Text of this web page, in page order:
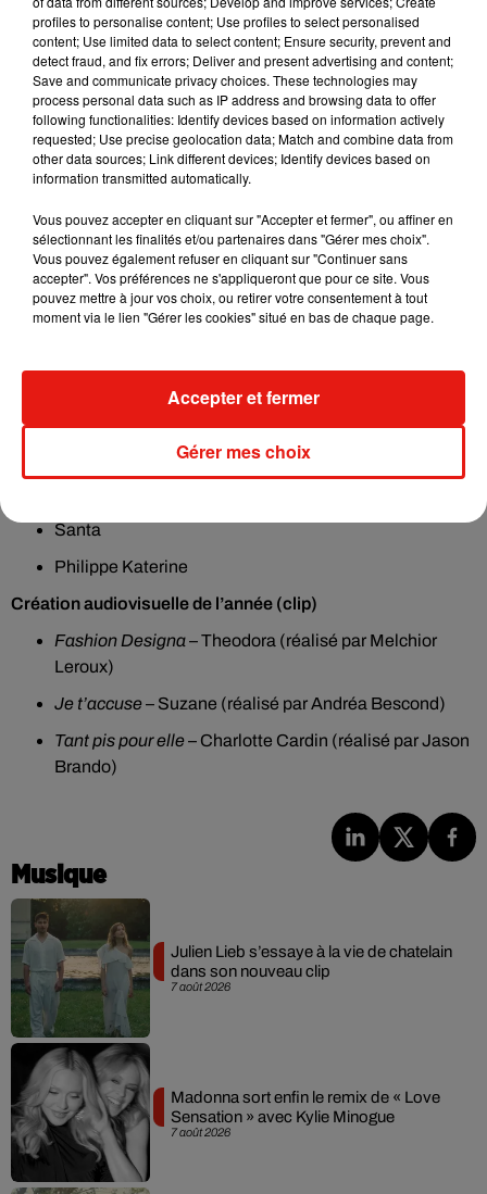
Hélé– Helena
Labyrinthe– Feu! Chatterton
La fuite en avant– Orelsan
Mega BBL– Theodora
On s’en rappellera pas– Disiz
Fashion Designa – Theodora
Les filles les meufs
– Marguerite
Mauvais garçon– Helena
Concert de l’année
Santa
Philippe Katerine
Création audiovisuelle de l’année (clip)
Fashion Designa– Theodora (réalisé par Melchior
Leroux)
Je t’accuse– Suzane (réalisé par Andréa Bescond)
Tant pis pour elle– Charlotte Cardin (réalisé par Jason
Brando)
Musique
7 août 2026
Julien Lieb s’essaye à la vie de chatelain
dans son nouveau clip
7 août 2026
Madonna sort enfin le remix de « Love
Sensation » avec Kylie Minogue
profiles to personalise content; Use profiles to select personalised
content; Use limited data to select content; Ensure security, prevent and
detect fraud, and fix errors; Deliver and present advertising and content;
Save and communicate privacy choices. These technologies may
process personal data such as IP address and browsing data to offer
following functionalities: Identify devices based on information actively
requested; Use precise geolocation data; Match and combine data from
other data sources; Link different devices; Identify devices based on
information transmitted automatically.
Vous pouvez accepter en cliquant sur "Accepter et fermer", ou affiner en
sélectionnant les finalités et/ou partenaires dans "Gérer mes choix".
Vous pouvez également refuser en cliquant sur "Continuer sans
accepter". Vos préférences ne s'appliqueront que pour ce site. Vous
pouvez mettre à jour vos choix, ou retirer votre consentement à tout
moment via le lien "Gérer les cookies" situé en bas de chaque page.
Gérer mes choix
Accepter et fermer